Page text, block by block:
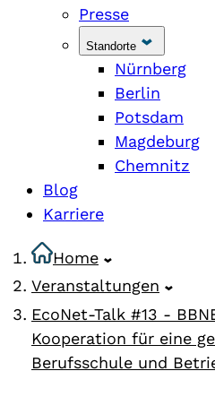
Presse
Standorte
Nürnberg
Berlin
Potsdam
Magdeburg
Chemnitz
Blog
Karriere
Home
Veranstaltungen
EcoNet-Talk #13 -
Kooperation für eine
Berufsschule und